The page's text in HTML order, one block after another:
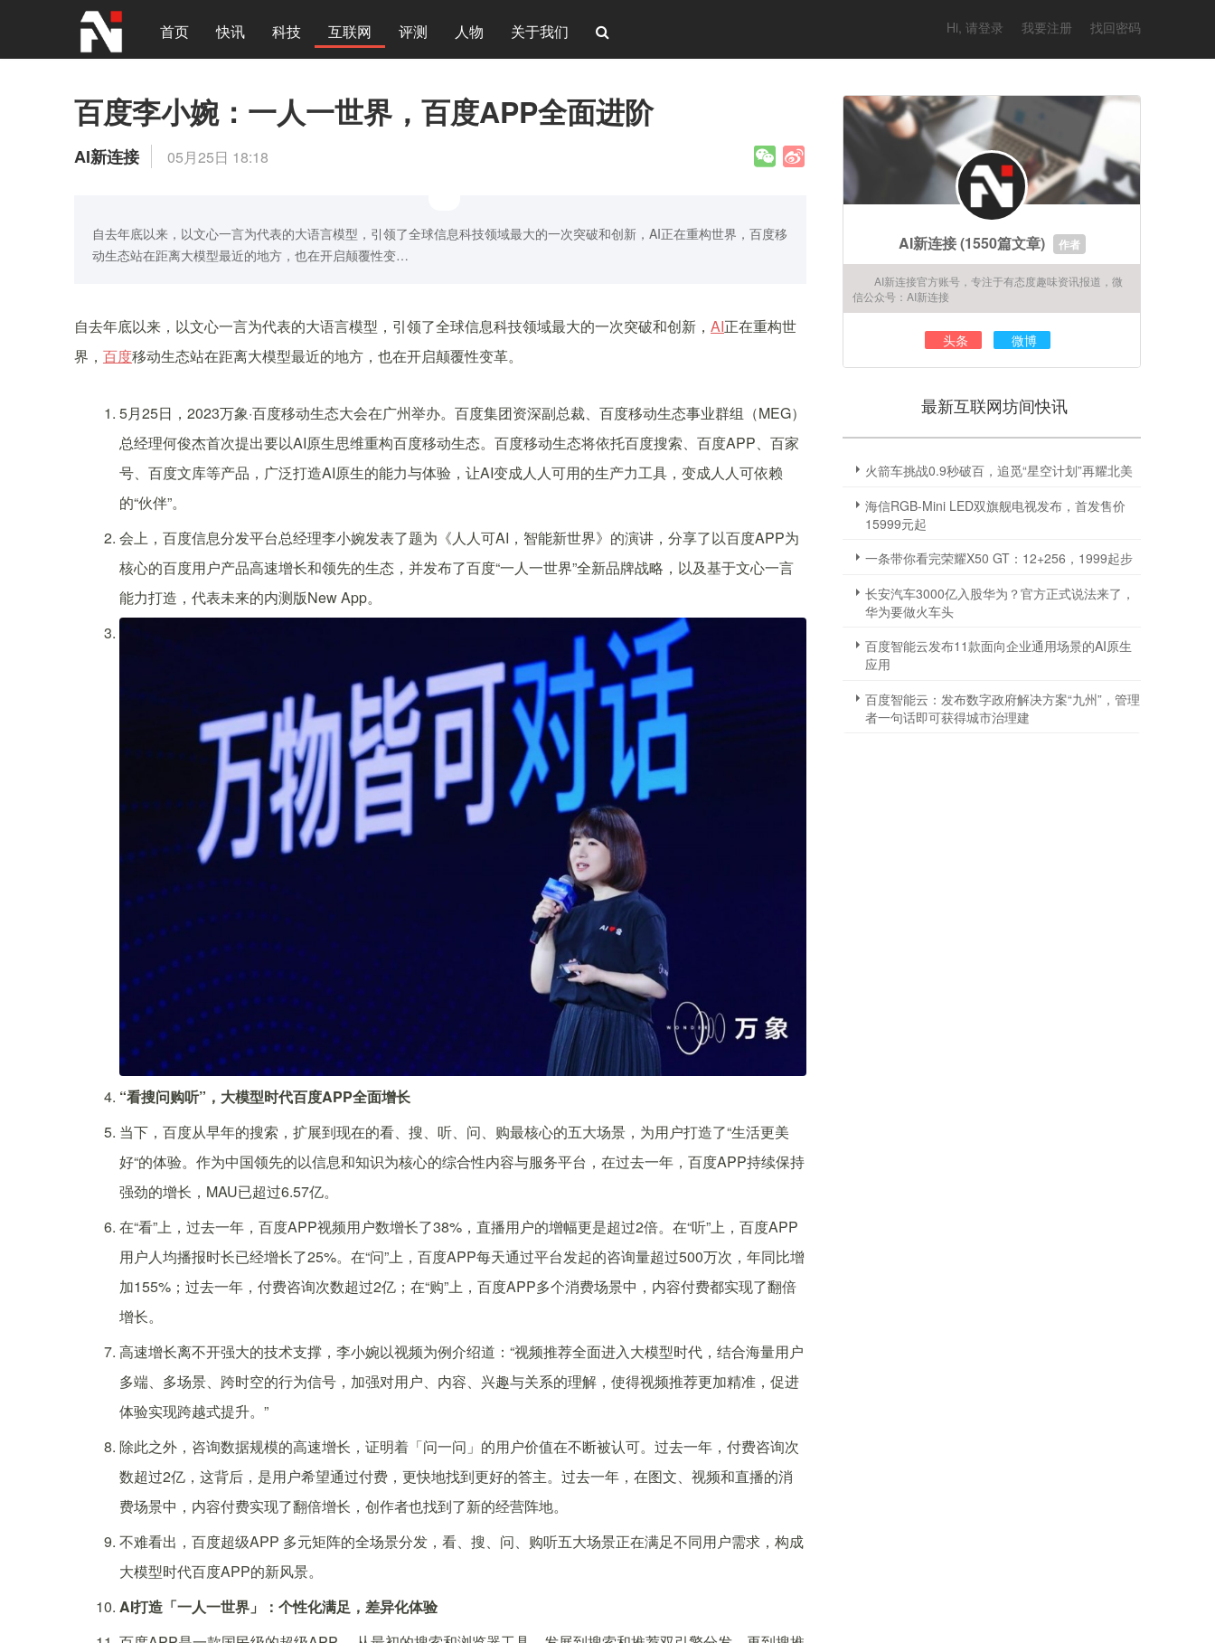
首页 快讯 科技 互联网 评测 人物 关于我们 Hi, 请登录 我要注册 找回密码
百度李小婉：一人一世界，百度APP全面进阶
AI新连接 05月25日 18:18
自去年底以来，以文心一言为代表的大语言模型，引领了全球信息科技领域最大的一次突破和创新，AI正在重构世界，百度移
动生态站在距离大模型最近的地方，也在开启颠覆性变…
自去年底以来，以文心一言为代表的大语言模型，引领了全球信息科技领域最大的一次突破和创新， AI正在重构世
界， 百度移动生态站在距离大模型最近的地方，也在开启颠覆性变革。
5月25日，2023万象·百度移动生态大会在广州举办。百度集团资深副总裁、百度移动生态事业群组（MEG）
总经理何俊杰首次提出要以AI原生思维重构百度移动生态。百度移动生态将依托百度搜索、百度APP、百家
号、百度文库等产品，广泛打造AI原生的能力与体验，让AI变成人人可用的生产力工具，变成人人可依赖
的“伙伴”。
会上，百度信息分发平台总经理李小婉发表了题为《人人可AI，智能新世界》的演讲，分享了以百度APP为
核心的百度用户产品高速增长和领先的生态，并发布了百度“一人一世界”全新品牌战略，以及基于文心一言
能力打造，代表未来的内测版New App。
“看搜问购听”，大模型时代百度APP全面增长
当下，百度从早年的搜索，扩展到现在的看、搜、听、问、购最核心的五大场景，为用户打造了“生活更美
好“的体验。作为中国领先的以信息和知识为核心的综合性内容与服务平台，在过去一年，百度APP持续保持
强劲的增长，MAU已超过6.57亿。
在“看”上，过去一年，百度APP视频用户数增长了38%，直播用户的增幅更是超过2倍。在“听”上，百度APP
用户人均播报时长已经增长了25%。在“问”上，百度APP每天通过平台发起的咨询量超过500万次，年同比增
加155%；过去一年，付费咨询次数超过2亿；在“购”上，百度APP多个消费场景中，内容付费都实现了翻倍
增长。
高速增长离不开强大的技术支撑，李小婉以视频为例介绍道：“视频推荐全面进入大模型时代，结合海量用户
多端、多场景、跨时空的行为信号，加强对用户、内容、兴趣与关系的理解，使得视频推荐更加精准，促进
体验实现跨越式提升。”
除此之外，咨询数据规模的高速增长，证明着「问一问」的用户价值在不断被认可。过去一年，付费咨询次
数超过2亿，这背后，是用户希望通过付费，更快地找到更好的答主。过去一年，在图文、视频和直播的消
费场景中，内容付费实现了翻倍增长，创作者也找到了新的经营阵地。
不难看出，百度超级APP 多元矩阵的全场景分发，看、搜、问、购听五大场景正在满足不同用户需求，构成
大模型时代百度APP的新风景。
AI打造「一人一世界」：个性化满足，差异化体验
AI新连接(1550篇文章) 作者
AI新连接官方账号，专注于有态度趣味资讯报道，微
信公众号：AI新连接
头条 微博
最新互联网坊间快讯
火箭车挑战0.9秒破百，追觅“星空计划”再耀北美
海信RGB-Mini LED双旗舰电视发布，首发售价
15999元起
一条带你看完荣耀X50 GT：12+256，1999起步
长安汽车3000亿入股华为？官方正式说法来了，
华为要做火车头
百度智能云发布11款面向企业通用场景的AI原生
应用
百度智能云：发布数字政府解决方案“九州”，管理
者一句话即可获得城市治理建